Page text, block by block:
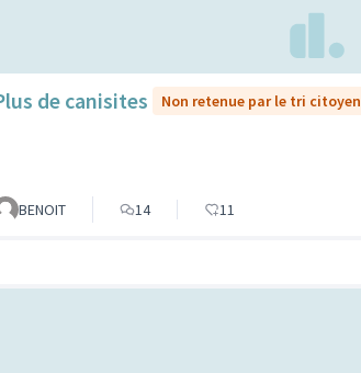
de canisites Non retenue par le tri citoyen
BENOIT 14 11